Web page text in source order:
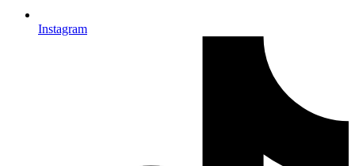
Instagram